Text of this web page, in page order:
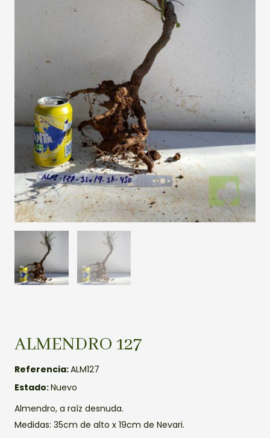
ALMENDRO 127
Referencia:ALM127
Estado:Nuevo
Almendro, a raíz desnuda.
Medidas: 35cm de alto x 19cm de Nevari.